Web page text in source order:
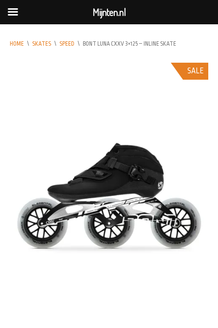
HOME \ SKATES \ SPEED \ BONT LUNA CXXV 3×125 – INLINE SKATE
SALE
Mijnten.nl